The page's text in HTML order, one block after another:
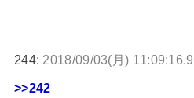
244: 2018/09/03(月)
>>242